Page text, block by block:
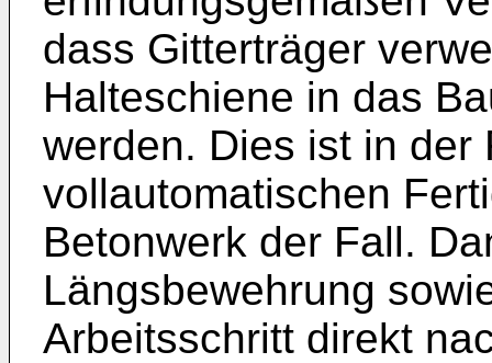
dass Gitterträger
Halteschiene in das
werden. Dies ist in der
vollautomatischen
Betonwerk der Fall.
Längsbewehrung
Arbeitsschritt direkt